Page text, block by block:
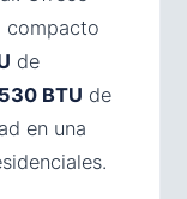
compacto
de
BTU de
en una